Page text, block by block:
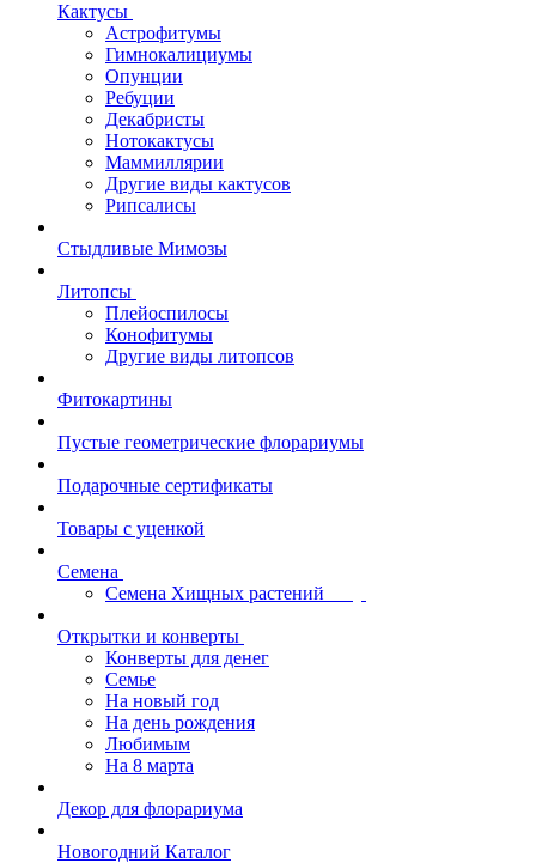
Кактусы
Астрофитумы
Гимнокалициумы
Опунции
Ребуции
Декабристы
Нотокактусы
Маммиллярии
Другие виды кактусов
Рипсалисы
Стыдливые Мимозы
Литопсы
Плейоспилосы
Конофитумы
Другие виды литопсов
Фитокартины
Пустые геометрические флорариумы
Подарочные сертификаты
Товары с уценкой
Семена
Семена Хищных растений
Открытки и конверты
Конверты для денег
Семье
На новый год
На день рождения
Любимым
На 8 марта
Декор для флорариума
Новогодний Каталог